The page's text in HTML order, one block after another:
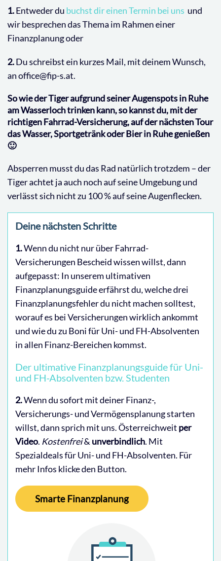
1.Entweder du buchst dir einen Termin bei uns und
wir besprechen das Thema im Rahmen einer
Finanzplanung oder
2.Du schreibst ein kurzes Mail, mit deinem Wunsch,
an office@fip-s.at.
So wie der Tiger aufgrund seiner Augenspots in Ruhe
am Wasserloch trinken kann, so kannst du, mit der
richtigen Fahrrad-Versicherung, auf der nächsten Tour
das Wasser, Sportgetränk oder Bier in Ruhe genießen
🙂
Absperren musst du das Rad natürlich trotzdem – der
Tiger achtet ja auch noch auf seine Umgebung und
verlässt sich nicht zu 100 % auf seine Augenflecken.
Deine nächsten Schritte
1.Wenn du nicht nur über Fahrrad-
Versicherungen Bescheid wissen willst, dann
aufgepasst: In unserem ultimativen
Finanzplanungsguide erfährst du, welche drei
Finanzplanungsfehler du nicht machen solltest,
worauf es bei Versicherungen wirklich ankommt
und wie du zu Boni für Uni- und FH-Absolventen
in allen Finanz-Bereichen kommst.
Der ultimative Finanzplanungsguide für Uni-
und FH-Absolventen bzw. Studenten
2.Wenn du sofort mit deiner Finanz-,
Versicherungs- und Vermögensplanung starten
willst, dann sprich mit uns. Österreichweit per
Video. Kostenfrei& unverbindlich. Mit
Spezialdeals für Uni- und FH-Absolventen. Für
mehr Infos klicke den Button.
Smarte Finanzplanung